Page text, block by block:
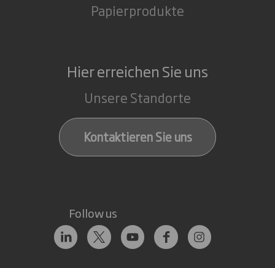
Papierprodukte
Hier erreichen Sie uns
Unsere Standorte
Kontaktieren Sie uns
Follow us